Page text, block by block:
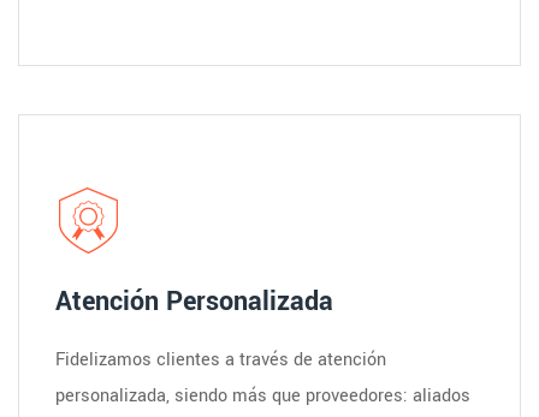
Atención Personalizada
Fidelizamos clientes a través de atención
personalizada, siendo más que proveedores: aliados